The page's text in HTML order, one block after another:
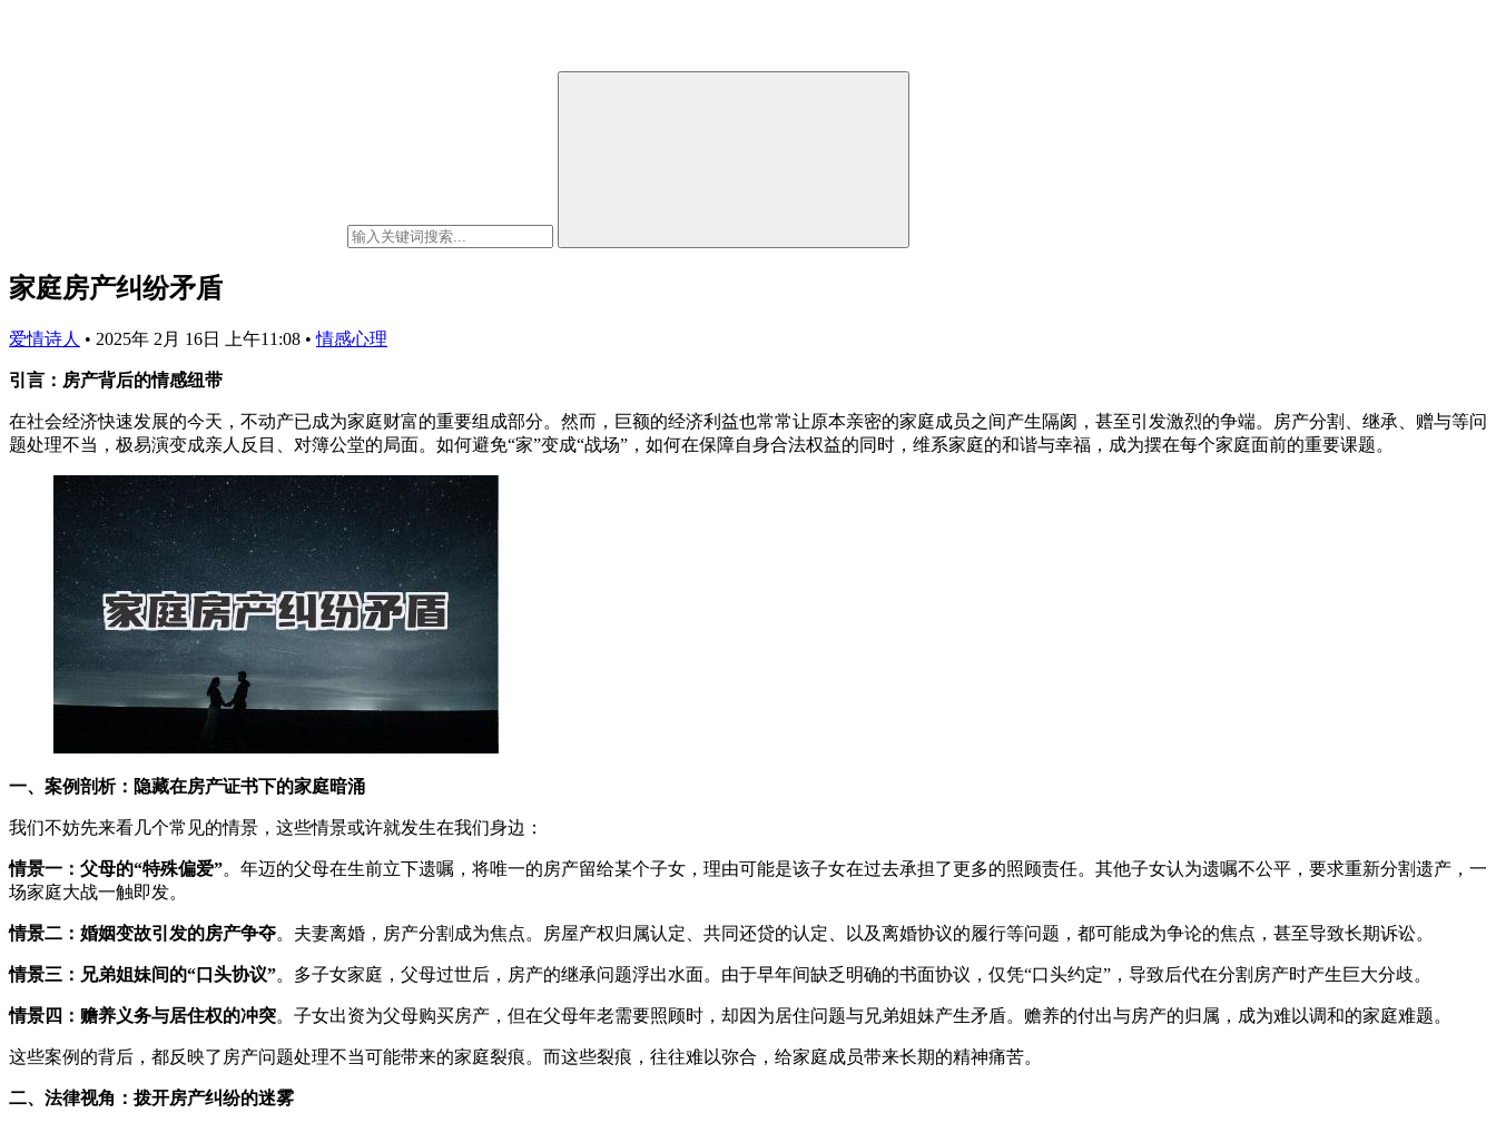
家庭房产纠纷矛盾
爱情诗人 • 2025年 2月 16日 上午11:08 • 情感心理
引言：房产背后的情感纽带
在社会经济快速发展的今天，不动产已成为家庭财富的重要组成部分。然而，巨额的经济利益也常常让原本亲密的家庭成员之间产生隔阂，甚至引发激烈的争端。房产分割、继承、赠与等问
题处理不当，极易演变成亲人反目、对簿公堂的局面。如何避免“家”变成“战场”，如何在保障自身合法权益的同时，维系家庭的和谐与幸福，成为摆在每个家庭面前的重要课题。
一、案例剖析：隐藏在房产证书下的家庭暗涌
我们不妨先来看几个常见的情景，这些情景或许就发生在我们身边：
情景一：父母的“特殊偏爱”。年迈的父母在生前立下遗嘱，将唯一的房产留给某个子女，理由可能是该子女在过去承担了更多的照顾责任。其他子女认为遗嘱不公平，要求重新分割遗产，一
场家庭大战一触即发。
情景二：婚姻变故引发的房产争夺。夫妻离婚，房产分割成为焦点。房屋产权归属认定、共同还贷的认定、以及离婚协议的履行等问题，都可能成为争论的焦点，甚至导致长期诉讼。
情景三：兄弟姐妹间的“口头协议”。多子女家庭，父母过世后，房产的继承问题浮出水面。由于早年间缺乏明确的书面协议，仅凭“口头约定”，导致后代在分割房产时产生巨大分歧。
情景四：赡养义务与居住权的冲突。子女出资为父母购买房产，但在父母年老需要照顾时，却因为居住问题与兄弟姐妹产生矛盾。赡养的付出与房产的归属，成为难以调和的家庭难题。
这些案例的背后，都反映了房产问题处理不当可能带来的家庭裂痕。而这些裂痕，往往难以弥合，给家庭成员带来长期的精神痛苦。
二、法律视角：拨开房产纠纷的迷雾